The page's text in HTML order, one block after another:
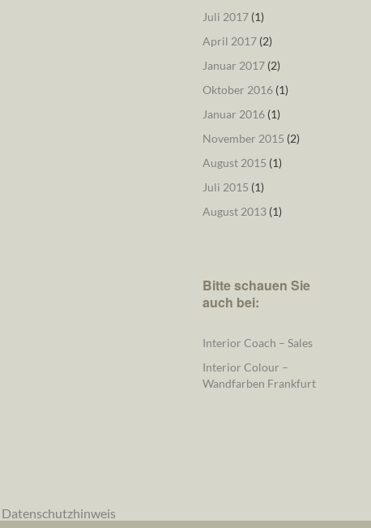
Juli 2017(1)
April 2017(2)
Januar 2017(2)
Oktober 2016(1)
Januar 2016(1)
November 2015 (2)
August 2015 (1)
Juli 2015 (1)
August 2013(1)
Bitte schauen Sie
auch bei:
Interior Coach – Sales
Interior Colour –
Wandfarben Frankfurt
Datenschutzhinweis